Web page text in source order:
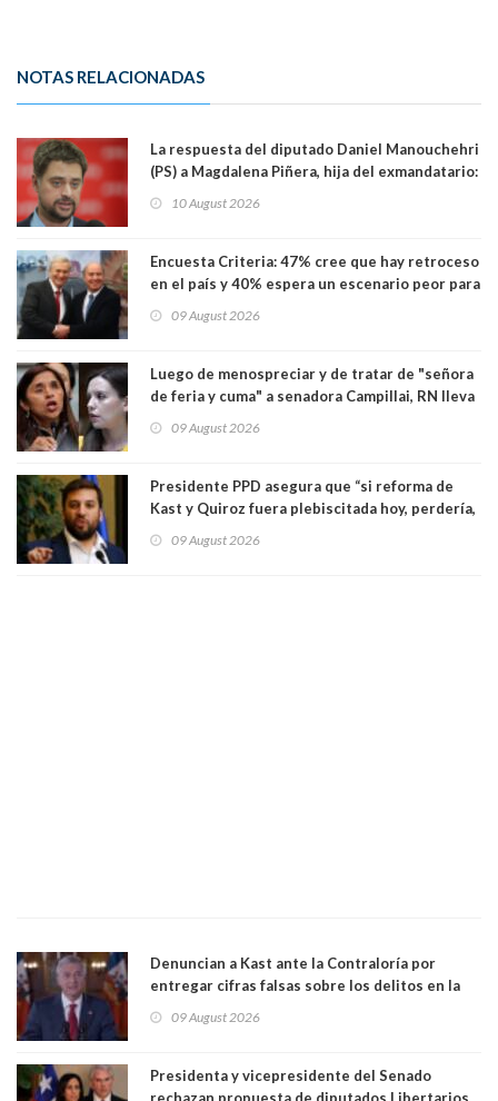
NOTAS RELACIONADAS
La respuesta del diputado Daniel Manouchehri
(PS) a Magdalena Piñera, hija del exmandatario:
creían intocables"
10 August 2026
Encuesta Criteria: 47% cree que hay retroceso
en el país y 40% espera un escenario peor para
09 August 2026
Luego de menospreciar y de tratar de "señora
de feria y cuma" a senadora Campillai, RN lleva
09 August 2026
Presidente PPD asegura que “si reforma de
Kast y Quiroz fuera plebiscitada hoy, perdería,
a favor de la oposición, sería una victoria de la
09 August 2026
Denuncian a Kast ante la Contraloría por
entregar cifras falsas sobre los delitos en la
09 August 2026
Presidenta y vicepresidente del Senado